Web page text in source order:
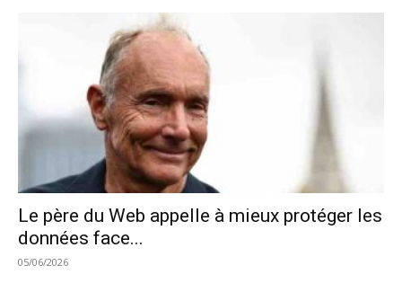
Le père du Web appelle à mieux protéger les
données face...
05/06/2026